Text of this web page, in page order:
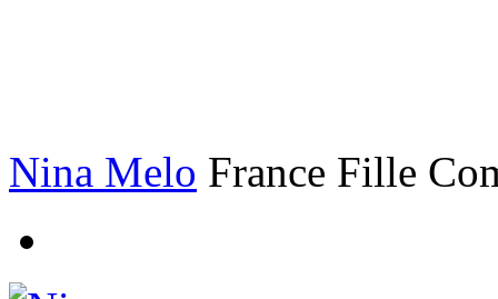
Nina Melo France Fille